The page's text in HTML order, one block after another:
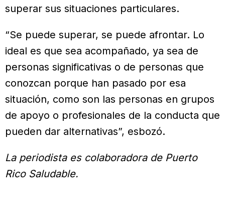
superar sus situaciones particulares.
“Se puede superar, se puede afrontar. Lo
ideal es que sea acompañado, ya sea de
personas significativas o de personas que
conozcan porque han pasado por esa
situación, como son las personas en grupos
de apoyo o profesionales de la conducta que
pueden dar alternativas”, esbozó.
La periodista es colaboradora de Puerto
Rico Saludable.